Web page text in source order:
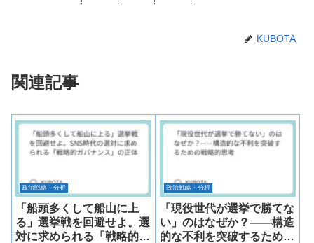
KUBOTA
関連記事
政治戦略・分析
「船頭多くして船山に上
る」選挙戦を回避せよ。選
対に求められる「戦略的ガ
政治戦略・分析
「現役世代が選挙で勝てな
い」のはなぜか？——構造
的な不利を突破するための